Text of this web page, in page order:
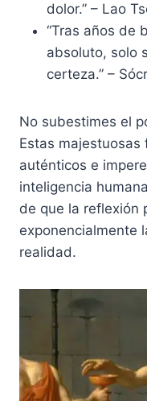
dolor.” – Lao
“Tras años de
absoluto, solo
certeza.” –
No subestimes el
Estas
auténticos e
inteligencia
de que la reflexión
exponencialmente
realidad.